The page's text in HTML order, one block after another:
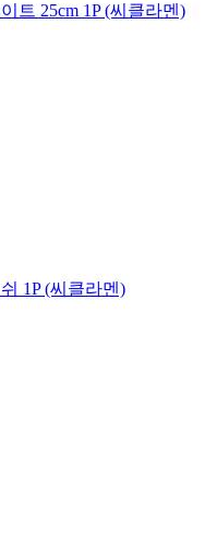
트 25cm 1P (씨클라멘)
1P (씨클라멘)